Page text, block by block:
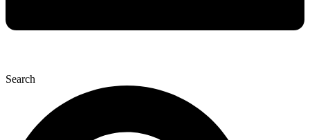
Search